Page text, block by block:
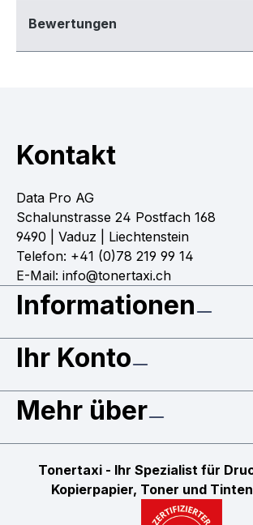
Bewertungen
Kontakt
Data Pro AG
Schalunstrasse 24 Postfach 168
9490 | Vaduz | Liechtenstein
Telefon: +41 (0)78 219 99 14
E-Mail: info@tonertaxi.ch
Informationen
Ihr Konto
Mehr über
Tonertaxi - Ihr Spezialist für
Kopierpapier, Toner und